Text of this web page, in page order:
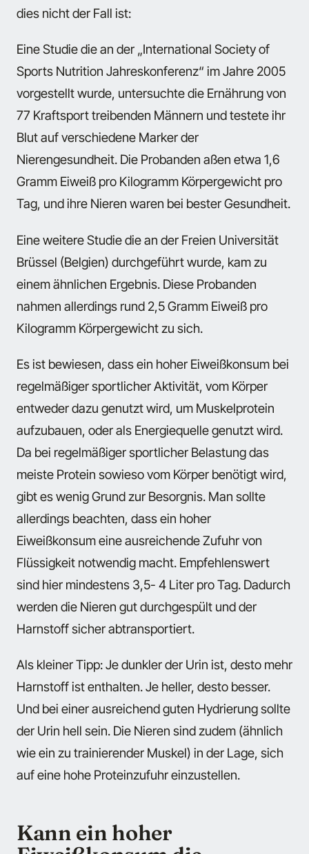
dies nicht der Fall ist:
Eine Studie die an der „International Society of
Sports Nutrition Jahreskonferenz“ im Jahre 2005
vorgestellt wurde, untersuchte die Ernährung von
77 Kraftsport treibenden Männern und testete ihr
Blut auf verschiedene Marker der
Nierengesundheit. Die Probanden aßen etwa 1,6
Gramm Eiweiß pro Kilogramm Körpergewicht pro
Tag, und ihre Nieren waren bei bester Gesundheit.
Eine weitere Studie die an der Freien Universität
Brüssel (Belgien) durchgeführt wurde, kam zu
einem ähnlichen Ergebnis. Diese Probanden
nahmen allerdings rund 2,5 Gramm Eiweiß pro
Kilogramm Körpergewicht zu sich.
Es ist bewiesen, dass ein hoher Eiweißkonsum bei
regelmäßiger sportlicher Aktivität, vom Körper
entweder dazu genutzt wird, um Muskelprotein
aufzubauen, oder als Energiequelle genutzt wird.
Da bei regelmäßiger sportlicher Belastung das
meiste Protein sowieso vom Körper benötigt wird,
gibt es wenig Grund zur Besorgnis. Man sollte
allerdings beachten, dass ein hoher
Eiweißkonsum eine ausreichende Zufuhr von
Flüssigkeit notwendig macht. Empfehlenswert
sind hier mindestens 3,5- 4 Liter pro Tag. Dadurch
werden die Nieren gut durchgespült und der
Harnstoff sicher abtransportiert.
Als kleiner Tipp: Je dunkler der Urin ist, desto mehr
Harnstoff ist enthalten. Je heller, desto besser.
Und bei einer ausreichend guten Hydrierung sollte
der Urin hell sein. Die Nieren sind zudem (ähnlich
wie ein zu trainierender Muskel) in der Lage, sich
auf eine hohe Proteinzufuhr einzustellen.
Kann ein hoher